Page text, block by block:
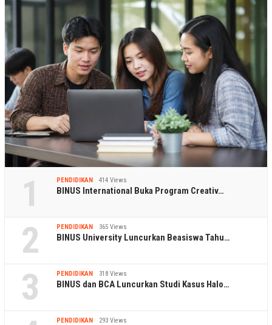
1 PENDIDIKAN 414 Views
BINUS International Buka Program Creativ…
2 PENDIDIKAN 365 Views
BINUS University Luncurkan Beasiswa Tahu…
3 PENDIDIKAN 318 Views
BINUS dan BCA Luncurkan Studi Kasus Halo…
PENDIDIKAN 293 Views